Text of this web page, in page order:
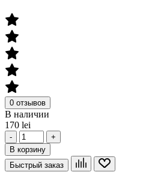
0 отзывов
В наличии
170 lei
-
+
В корзину
Быстрый заказ